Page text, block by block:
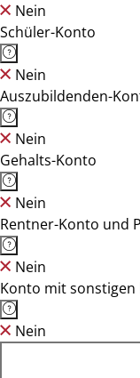
Nein
Schüler-Konto
Nein
Auszubildenden-
Nein
Gehalts-Konto
Nein
Rentner-Konto und
Nein
Konto mit
Nein